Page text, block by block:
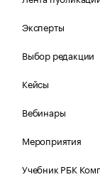
Эксперты
Выбор редакции
Кейсы
Вебинары
Мероприятия
Учебник РБК